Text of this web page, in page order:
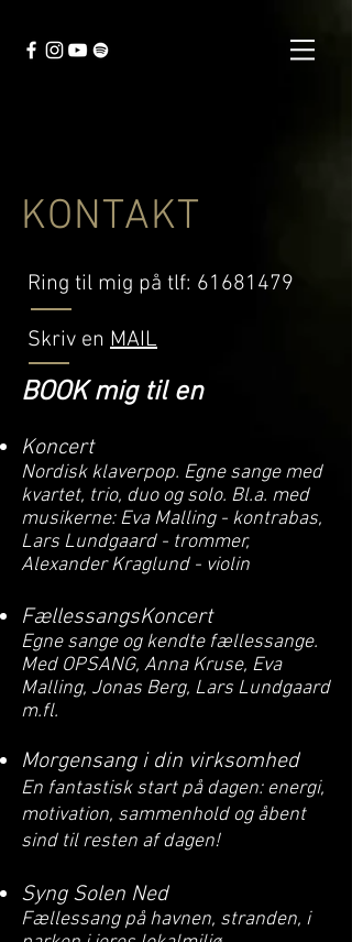
KONTAKT
Ring til mig på tlf: 61681479
Skriv en MAIL
BOOK mig til en
Koncert
Nordisk klaverpop. Egne sange med
kvartet, trio, duo og solo. Bl.a. med
musikerne: Eva Malling - kontrabas,
Lars Lundgaard - trommer,
Alexander Kraglund - violin
FællessangsKoncert
Egne sange og kendte fællessange.
Med OPSANG, Anna Kruse, Eva
Malling, Jonas Berg, Lars Lundgaard
m.fl.
Morgensang i din virksomhed
En fantastisk start på dagen: energi,
motivation, sammenhold og åbent
sind til resten af dagen!
Syng Solen Ned
Fællessang på havnen, stranden, i